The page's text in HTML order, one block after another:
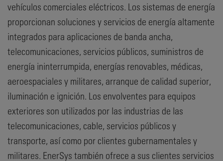
vehículos comerciales eléctricos. Los sistemas de energía
proporcionan soluciones y servicios de energía altamente
integrados para aplicaciones de banda ancha,
telecomunicaciones, servicios públicos, suministros de
energía ininterrumpida, energías renovables, médicas,
aeroespaciales y militares, arranque de calidad superior,
iluminación e ignición. Los envolventes para equipos
exteriores son utilizados por las industrias de las
telecomunicaciones, cable, servicios públicos y
transporte, así como por clientes gubernamentales y
militares. EnerSys también ofrece a sus clientes servicios